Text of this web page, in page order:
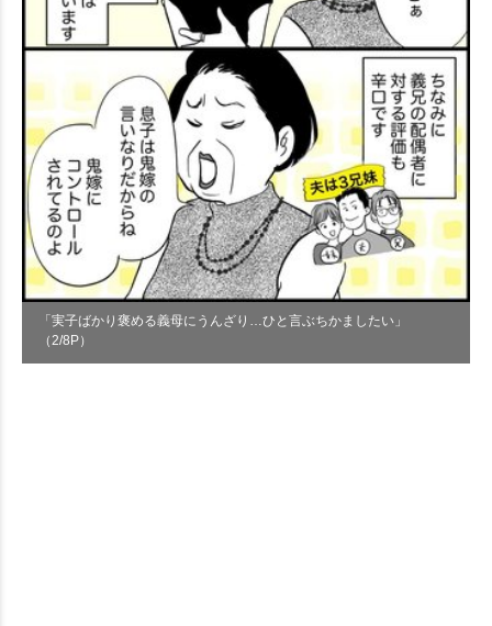
「実子ばかり褒める義母にうんざり…ひと言ぶちかましたい」
（2/8P）